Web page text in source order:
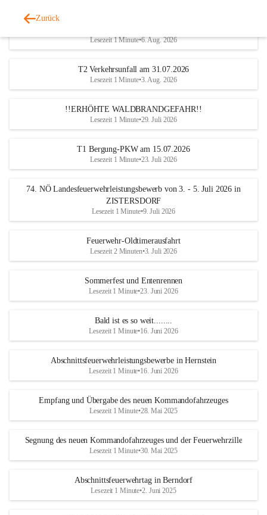
Zurück
Lesezeit 1 Minute•6. Aug. 2026
T2 Verkehrsunfall am 31.07.2026
Lesezeit 1 Minute•3. Aug. 2026
!!ERHÖHTE WALDBRANDGEFAHR!!
Lesezeit 1 Minute•29. Juli 2026
T1 Bergung-PKW am 15.07.2026
Lesezeit 1 Minute•23. Juli 2026
74. NÖ Landesfeuerwehrleistungsbewerb von 3. - 5. Juli 2026 in
ZISTERSDORF
Lesezeit 1 Minute•9. Juli 2026
Feuerwehr-Oldtimerausfahrt
Lesezeit 2 Minuten•3. Juli 2026
Sommerfest und Entenrennen
Lesezeit 1 Minute•23. Juni 2026
Bald ist es so weit........
Lesezeit 1 Minute•16. Juni 2026
Abschnittsfeuerwehrleistungsbewerbe in Hernstein
Lesezeit 1 Minute•16. Juni 2026
Empfang und Übergabe des neuen Kommandofahrzeuges
Lesezeit 1 Minute•28. Mai 2025
Segnung des neuen Kommandofahrzeuges und der Feuerwehrzille
Lesezeit 1 Minute•30. Mai 2025
Abschnittsfeuerwehrtag in Berndorf
Lesezeit 1 Minute•2. Juni 2025